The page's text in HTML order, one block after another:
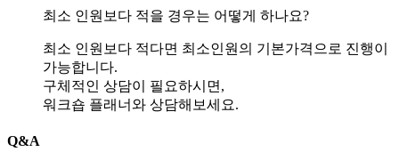
최소 인원보다 적을 경우는 어떻게 하나요?
최소 인원보다 적다면 최소인원의 기본가격으로 진행이
가능합니다.
구체적인 상담이 필요하시면,
워크숍 플래너와 상담해보세요.
Q&A